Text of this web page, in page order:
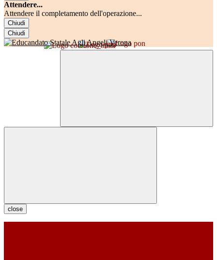
Attendere...
Attendere il completamento dell'operazione...
Chiudi
Chiudi
close